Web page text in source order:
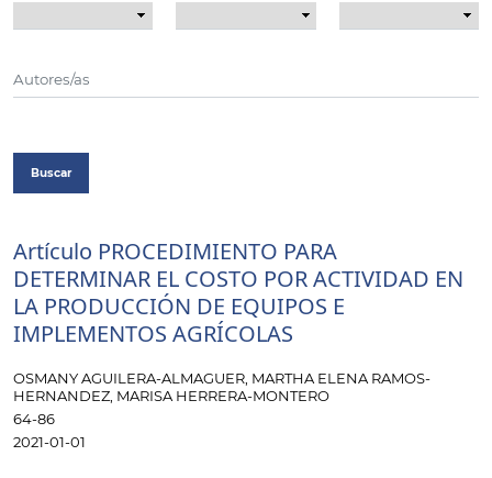
Buscar
Artículo PROCEDIMIENTO PARA
DETERMINAR EL COSTO POR ACTIVIDAD EN
LA PRODUCCIÓN DE EQUIPOS E
IMPLEMENTOS AGRÍCOLAS
OSMANY AGUILERA-ALMAGUER, MARTHA ELENA RAMOS-
HERNANDEZ, MARISA HERRERA-MONTERO
64-86
2021-01-01